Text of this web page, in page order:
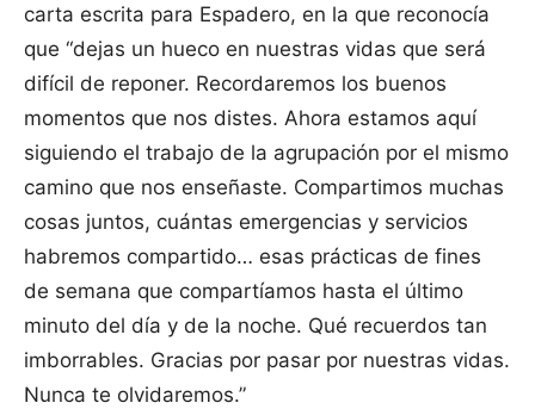
carta escrita para Espadero, en la que reconocía
que “dejas un hueco en nuestras vidas que será
difícil de reponer. Recordaremos los buenos
momentos que nos distes. Ahora estamos aquí
siguiendo el trabajo de la agrupación por el mismo
camino que nos enseñaste. Compartimos muchas
cosas juntos, cuántas emergencias y servicios
habremos compartido… esas prácticas de fines
de semana que compartíamos hasta el último
minuto del día y de la noche. Qué recuerdos tan
imborrables. Gracias por pasar por nuestras vidas.
Nunca te olvidaremos.”